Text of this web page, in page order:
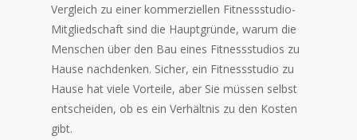
Vergleich zu einer kommerziellen Fitnessstudio-
Mitgliedschaft sind die Hauptgründe, warum die
Menschen über den Bau eines Fitnessstudios zu
Hause nachdenken. Sicher, ein Fitnessstudio zu
Hause hat viele Vorteile, aber Sie müssen selbst
entscheiden, ob es ein Verhältnis zu den Kosten
gibt.